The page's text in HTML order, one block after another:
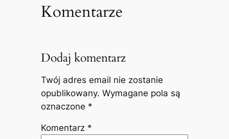
Komentarze
Dodaj komentarz
Twój adres email nie zostanie
opublikowany. Wymagane pola są
oznaczone *
Komentarz *